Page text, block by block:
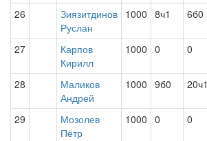
26
Зиязитдинов
Руслан
1000 8ч1 6б0
27
Карпов
Кирилл
1000 0 0
28
Маликов
Андрей
1000 9б0 20ч1
29
Мозолев
Пётр
1000 0 0